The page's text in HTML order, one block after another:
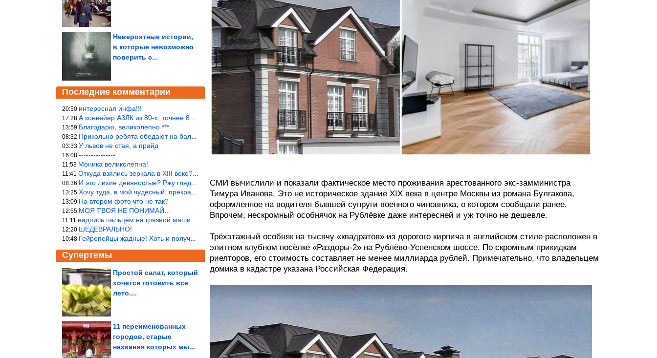
Невероятные истории,
в которые невозможно
поверить с...
Последние комментарии
20:50 интересная инфа!!!
17:28 А конвейер АЗЛК из 80-х, точнее 86-87 годы. «Москвичи»-то из пер
13:59 Благодарю, великолепно ***
08:32 Прикольно ребята обедают на балке...))
03:33 У львов не стая, а прайд
16:08 ---------------
11:53 Моника великолепна!
11:41 Откуда взялись зеркала в XIII веке? Вы ничего не перепутали?
08:36 И это лихие девяностые? Ржу глядя в окно!!!
13:25 Хочу туда, в мой чудесный, прекрасный мир.
13:09 На втором фото что не так?
12:55 МОЯ ТВОЯ НЕ ПОНИМАЙ…
11:11 надпись пальцем на грязной машине «Помой меня»!
12:20 ШЕДЕВРАЛЬНО!
10:48 Гейропейцы жадные! Хоть и получают в десять раз больше жителей б
Супертемы
Классная идея для дома
Простой салат, который
хочется готовить все
лето....
11 переименованных
городов, старые
названия которых мы...
СМИ вычислили и показали фактическое место проживания арестованного экс-замминистра
Тимура Иванова. Это не историческое здание ХIX века в центре Москвы из романа Булгакова,
оформленное на водителя бывшей супруги военного чиновника, о котором сообщали ранее.
Впрочем, нескромный особнячок на Рублёвке даже интересней и уж точно не дешевле.
Трёхэтажный особняк на тысячу «квадратов» из дорогого кирпича в английском стиле расположен в
элитном клубном посёлке «Раздоры-2» на Рублёво-Успенском шоссе. По скромным прикидкам
риелторов, его стоимость составляет не менее миллиарда рублей. Примечательно, что владельцем
домика в кадастре указана Российская Федерация.